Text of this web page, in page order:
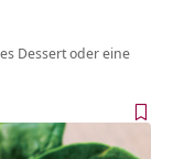
Dessert oder eine